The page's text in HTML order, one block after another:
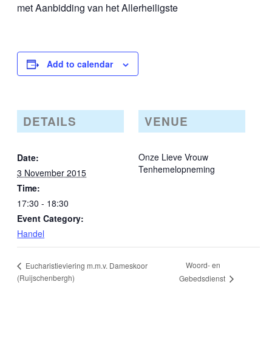
met Aanbidding van het Allerheiligste
Add to calendar
DETAILS
Date:
3 November 2015
Time:
17:30 - 18:30
Event Category:
Handel
VENUE
Onze Lieve Vrouw
Tenhemelopneming
Eucharistieviering m.m.v. Dameskoor
(Ruijschenbergh)
Woord- en
Gebedsdienst